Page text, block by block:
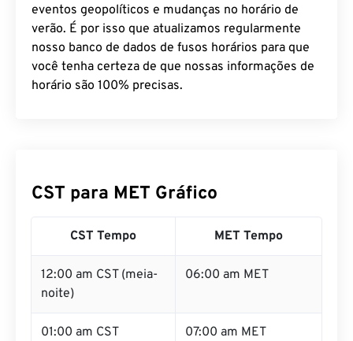
eventos geopolíticos e mudanças no horário de
verão. É por isso que atualizamos regularmente
nosso banco de dados de fusos horários para que
você tenha certeza de que nossas informações de
horário são 100% precisas.
CST para MET Gráfico
CST Tempo MET Tempo
12:00 am CST (meia-
noite)
06:00 am MET
01:00 am CST 07:00 am MET